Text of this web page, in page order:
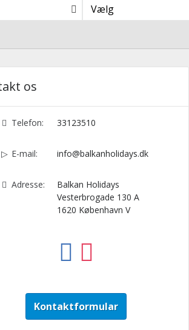
Vælg
os
Telefon: 33123510
E-mail: info@balkanholidays.dk
Adresse:
Balkan Holidays
Vesterbrogade 130 A
1620 København V
Kontaktformular